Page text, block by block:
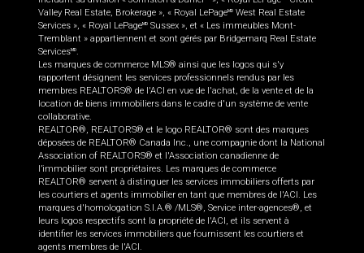
Valley Real Estate, Brokerage », « Royal LePageMD West Real Estate
Services », « Royal LePageMD Sussex », et « Les immeubles Mont-
Tremblant » appartiennent et sont gérés par Bridgemarq Real Estate
ServicesMD.
Les marques de commerce MLS® ainsi que les logos qui s'y
rapportent désignent les services professionnels rendus par les
membres REALTORS® de l'ACI en vue de l'achat, de la vente et de la
location de biens immobiliers dans le cadre d'un système de vente
collaborative.
REALTOR®, REALTORS® et le logo REALTOR® sont des marques
déposées de REALTOR® Canada Inc., une compagnie dont la National
Association of REALTORS® et l'Association canadienne de
l’immobilier sont propriétaires. Les marques de commerce
REALTOR® servent à distinguer les services immobiliers offerts par
les courtiers et agents immobilier en tant que membres de l'ACI. Les
marques d'homologation S.I.A.® /MLS®, Service inter-agences®, et
leurs logos respectifs sont la propriété de l'ACI, et ils servent à
identifier les services immobiliers que fournissent les courtiers et
agents membres de l'ACI.